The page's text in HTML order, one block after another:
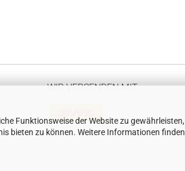
Funktionsweise der Website zu gewährleisten,
bieten zu können. Weitere Informationen finden
WIR VERSENDEN MIT